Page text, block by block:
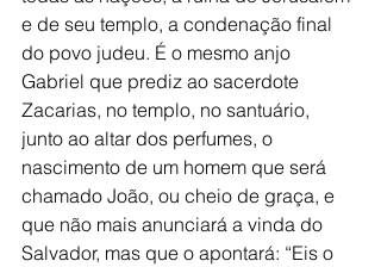
e de seu templo, a condenação final
do povo judeu. É o mesmo anjo
Gabriel que prediz ao sacerdote
Zacarias, no templo, no santuário,
junto ao altar dos perfumes, o
nascimento de um homem que será
chamado João, ou cheio de graça, e
que não mais anunciará a vinda do
Salvador, mas que o apontará: “Eis o